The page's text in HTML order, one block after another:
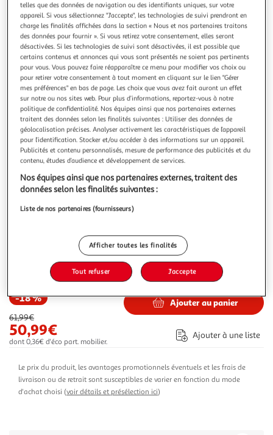
Illustration
précédente
Illustration
suivante
INTERLINK
Caisse en bois Valloni L
Ordre et style avec les caisses empilables en bois massif : si
vous souhaitez plus d'ordre et de style dans votre maison,
nos caisses empilables en bois massif sont la solution
parfaite. Ces caisses en bois se distinguent par leur surface
naturelle non traitée et leurs bords arrondis qui, en plus d'
En savoir +
Vendu parParis Prix
Livraison dès 8/9 jours
8,99€
Plus d'options
Plus d'options
Vendu par
85,44€
-18 %
61,99€
50,99€
dont 0,36€ d'éco part. mobilier.
Ajouter au panier
Ajouter à une liste
Le prix du produit, les avantages promotionnels éventuels et les frais de
livraison ou de retrait sont susceptibles de varier en fonction du mode
d'achat choisi (voir détails et présélection ici)
telles que des données de navigation ou des identifiants uniques, sur votre
appareil. Si vous sélectionnez "J'accepte", les technologies de suivi prendront en
charge les finalités affichées dans la section « Nous et nos partenaires traitons
des données pour fournir ». Si vous retirez votre consentement, elles seront
désactivées. Si les technologies de suivi sont désactivées, il est possible que
certains contenus et annonces qui vous sont présentés ne soient pas pertinents
pour vous. Vous pouvez faire réapparaître ce menu pour modifier vos choix ou
pour retirer votre consentement à tout moment en cliquant sur le lien "Gérer
mes préférences" en bas de page. Les choix que vous avez fait auront un effet
sur notre ou nos sites web. Pour plus d’informations, reportez-vous à notre
politique de confidentialité. Nos équipes ainsi que nos partenaires externes
traitent des données selon les finalités suivantes : Utiliser des données de
géolocalisation précises. Analyser activement les caractéristiques de l’appareil
pour l’identification. Stocker et/ou accéder à des informations sur un appareil.
Publicités et contenu personnalisés, mesure de performance des publicités et du
contenu, études d’audience et développement de services.
Nos équipes ainsi que nos partenaires externes, traitent des
données selon les finalités suivantes :
Liste de nos partenaires (fournisseurs)
Afficher toutes les finalités
Tout refuser J'accepte